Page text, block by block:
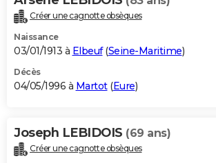
Créer une cagnotte obsèques
Naissance
03/01/1913 à Elbeuf(Seine-Maritime)
Décès
04/05/1996 à Martot(Eure)
Joseph LEBIDOIS (69 ans)
Créer une cagnotte obsèques